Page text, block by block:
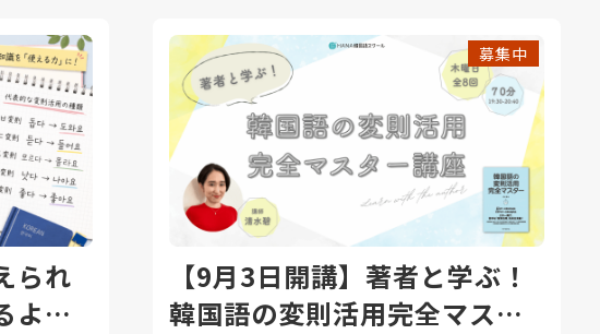
られ
よう
募集中
【9月3日開講】著者と学ぶ！
韓国語の変則活用完全マスタ